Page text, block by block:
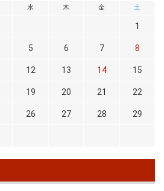
水 木 金 土
1
5 6 7 8
12 13 14 15
19 20 21 22
26 27 28 29